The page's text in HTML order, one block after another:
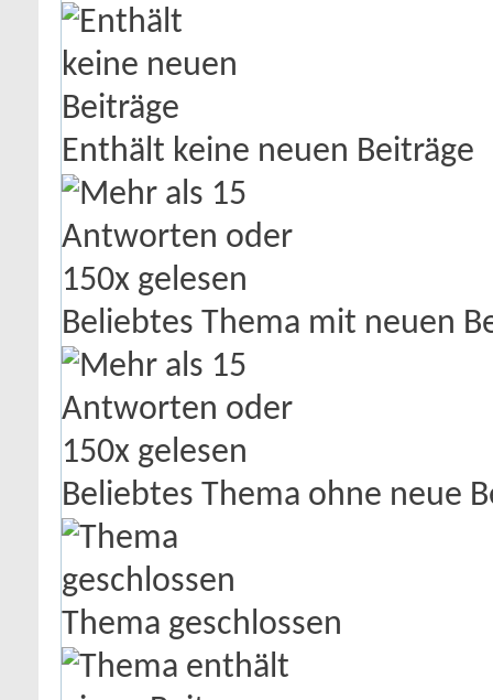
Enthält keine neuen Beiträge
Beliebtes Thema mit neuen
Beliebtes Thema ohne neue
Thema geschlossen